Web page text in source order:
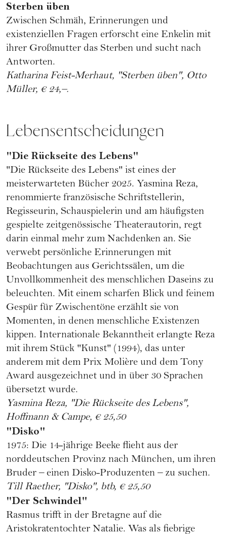
Sterben üben
Zwischen Schmäh, Erinnerungen und
existenziellen Fragen erforscht eine Enkelin mit
ihrer Großmutter das Sterben und sucht nach
Antworten.
Katharina Feist-Merhaut, "Sterben üben", Otto
Müller, € 24,–.
Lebensentscheidungen
"Die Rückseite des Lebens"
"Die Rückseite des Lebens" ist eines der
meisterwarteten Bücher 2025. Yasmina Reza,
renommierte französische Schriftstellerin,
Regisseurin, Schauspielerin und am häufigsten
gespielte zeitgenössische Theaterautorin, regt
darin einmal mehr zum Nachdenken an. Sie
verwebt persönliche Erinnerungen mit
Beobachtungen aus Gerichtssälen, um die
Unvollkommenheit des menschlichen Daseins zu
beleuchten. Mit einem scharfen Blick und feinem
Gespür für Zwischentöne erzählt sie von
Momenten, in denen menschliche Existenzen
kippen. Internationale Bekanntheit erlangte Reza
mit ihrem Stück "Kunst" (1994), das unter
anderem mit dem Prix Molière und dem Tony
Award ausgezeichnet und in über 30 Sprachen
übersetzt wurde.
Yasmina Reza, "Die Rückseite des Lebens",
Hoffmann & Campe, € 25,50
"Disko"
1975: Die 14-jährige Beeke flieht aus der
norddeutschen Provinz nach München, um ihren
Bruder – einen Disko-Produzenten – zu suchen.
Till Raether, "Disko", btb, € 25,50
"Der Schwindel"
Rasmus trifft in der Bretagne auf die
Aristokratentochter Natalie. Was als fiebrige